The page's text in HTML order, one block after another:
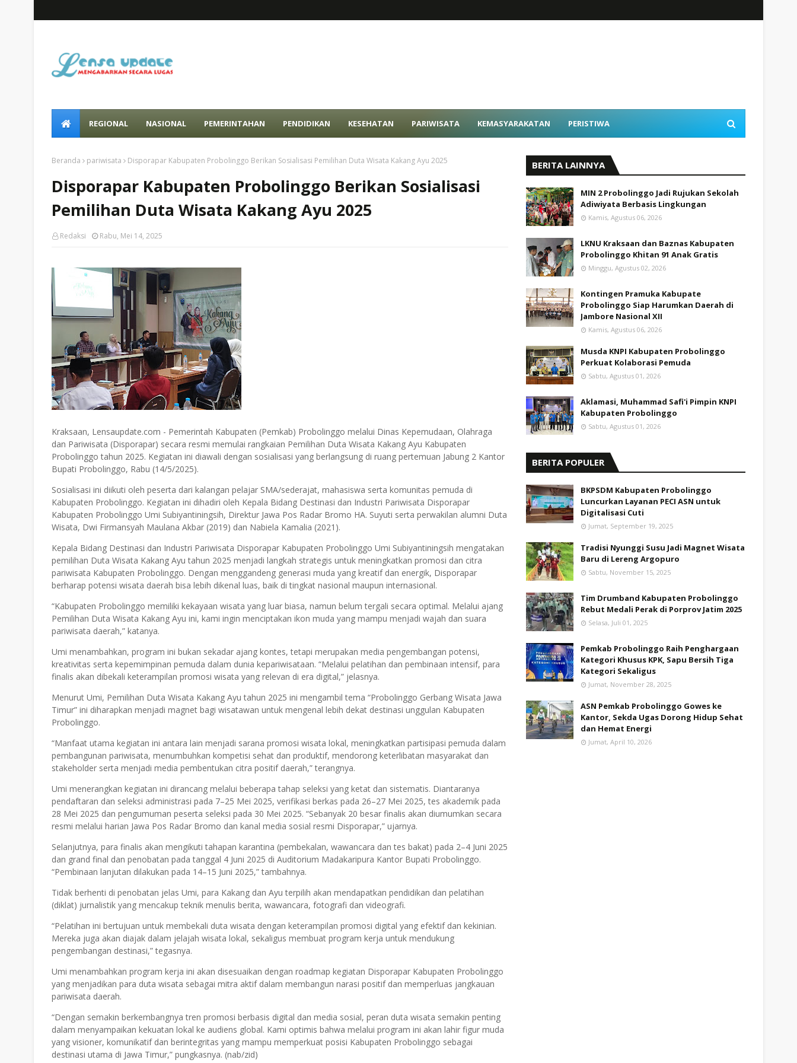
REGIONAL NASIONAL PEMERINTAHAN PENDIDIKAN KESEHATAN PARIWISATA KEMASYARAKATAN PERISTIWA
Beranda pariwisata Disporapar Kabupaten Probolinggo Berikan Sosialisasi Pemilihan Duta Wisata Kakang Ayu 2025
Disporapar Kabupaten Probolinggo Berikan Sosialisasi
Pemilihan Duta Wisata Kakang Ayu 2025
Redaksi Rabu, Mei 14, 2025
Kraksaan, Lensaupdate.com - Pemerintah Kabupaten (Pemkab) Probolinggo melalui Dinas Kepemudaan, Olahraga
dan Pariwisata (Disporapar) secara resmi memulai rangkaian Pemilihan Duta Wisata Kakang Ayu Kabupaten
Probolinggo tahun 2025. Kegiatan ini diawali dengan sosialisasi yang berlangsung di ruang pertemuan Jabung 2 Kantor
Bupati Probolinggo, Rabu (14/5/2025).
Sosialisasi ini diikuti oleh peserta dari kalangan pelajar SMA/sederajat, mahasiswa serta komunitas pemuda di
Kabupaten Probolinggo. Kegiatan ini dihadiri oleh Kepala Bidang Destinasi dan Industri Pariwisata Disporapar
Kabupaten Probolinggo Umi Subiyantiningsih, Direktur Jawa Pos Radar Bromo HA. Suyuti serta perwakilan alumni Duta
Wisata, Dwi Firmansyah Maulana Akbar (2019) dan Nabiela Kamalia (2021).
Kepala Bidang Destinasi dan Industri Pariwisata Disporapar Kabupaten Probolinggo Umi Subiyantiningsih mengatakan
pemilihan Duta Wisata Kakang Ayu tahun 2025 menjadi langkah strategis untuk meningkatkan promosi dan citra
pariwisata Kabupaten Probolinggo. Dengan menggandeng generasi muda yang kreatif dan energik, Disporapar
berharap potensi wisata daerah bisa lebih dikenal luas, baik di tingkat nasional maupun internasional.
“Kabupaten Probolinggo memiliki kekayaan wisata yang luar biasa, namun belum tergali secara optimal. Melalui ajang
Pemilihan Duta Wisata Kakang Ayu ini, kami ingin menciptakan ikon muda yang mampu menjadi wajah dan suara
pariwisata daerah,” katanya.
Umi menambahkan, program ini bukan sekadar ajang kontes, tetapi merupakan media pengembangan potensi,
kreativitas serta kepemimpinan pemuda dalam dunia kepariwisataan. “Melalui pelatihan dan pembinaan intensif, para
finalis akan dibekali keterampilan promosi wisata yang relevan di era digital,” jelasnya.
Menurut Umi, Pemilihan Duta Wisata Kakang Ayu tahun 2025 ini mengambil tema “Probolinggo Gerbang Wisata Jawa
Timur” ini diharapkan menjadi magnet bagi wisatawan untuk mengenal lebih dekat destinasi unggulan Kabupaten
Probolinggo.
“Manfaat utama kegiatan ini antara lain menjadi sarana promosi wisata lokal, meningkatkan partisipasi pemuda dalam
pembangunan pariwisata, menumbuhkan kompetisi sehat dan produktif, mendorong keterlibatan masyarakat dan
stakeholder serta menjadi media pembentukan citra positif daerah,” terangnya.
Umi menerangkan kegiatan ini dirancang melalui beberapa tahap seleksi yang ketat dan sistematis. Diantaranya
pendaftaran dan seleksi administrasi pada 7–25 Mei 2025, verifikasi berkas pada 26–27 Mei 2025, tes akademik pada
28 Mei 2025 dan pengumuman peserta seleksi pada 30 Mei 2025. “Sebanyak 20 besar finalis akan diumumkan secara
resmi melalui harian Jawa Pos Radar Bromo dan kanal media sosial resmi Disporapar,” ujarnya.
Selanjutnya, para finalis akan mengikuti tahapan karantina (pembekalan, wawancara dan tes bakat) pada 2–4 Juni 2025
dan grand final dan penobatan pada tanggal 4 Juni 2025 di Auditorium Madakaripura Kantor Bupati Probolinggo.
“Pembinaan lanjutan dilakukan pada 14–15 Juni 2025,” tambahnya.
Tidak berhenti di penobatan jelas Umi, para Kakang dan Ayu terpilih akan mendapatkan pendidikan dan pelatihan
(diklat) jurnalistik yang mencakup teknik menulis berita, wawancara, fotografi dan videografi.
“Pelatihan ini bertujuan untuk membekali duta wisata dengan keterampilan promosi digital yang efektif dan kekinian.
Mereka juga akan diajak dalam jelajah wisata lokal, sekaligus membuat program kerja untuk mendukung
pengembangan destinasi,” tegasnya.
Umi menambahkan program kerja ini akan disesuaikan dengan roadmap kegiatan Disporapar Kabupaten Probolinggo
yang menjadikan para duta wisata sebagai mitra aktif dalam membangun narasi positif dan memperluas jangkauan
pariwisata daerah.
“Dengan semakin berkembangnya tren promosi berbasis digital dan media sosial, peran duta wisata semakin penting
dalam menyampaikan kekuatan lokal ke audiens global. Kami optimis bahwa melalui program ini akan lahir figur muda
yang visioner, komunikatif dan berintegritas yang mampu memperkuat posisi Kabupaten Probolinggo sebagai
destinasi utama di Jawa Timur,” pungkasnya. (nab/zid)
BERITA LAINNYA
MIN 2 Probolinggo Jadi Rujukan Sekolah
Adiwiyata Berbasis Lingkungan
Kamis, Agustus 06, 2026
LKNU Kraksaan dan Baznas Kabupaten
Probolinggo Khitan 91 Anak Gratis
Minggu, Agustus 02, 2026
Kontingen Pramuka Kabupate
Probolinggo Siap Harumkan Daerah di
Jambore Nasional XII
Kamis, Agustus 06, 2026
Musda KNPI Kabupaten Probolinggo
Perkuat Kolaborasi Pemuda
Sabtu, Agustus 01, 2026
Aklamasi, Muhammad Safi'i Pimpin KNPI
Kabupaten Probolinggo
Sabtu, Agustus 01, 2026
BERITA POPULER
BKPSDM Kabupaten Probolinggo
Luncurkan Layanan PECI ASN untuk
Digitalisasi Cuti
Jumat, September 19, 2025
Tradisi Nyunggi Susu Jadi Magnet Wisata
Baru di Lereng Argopuro
Sabtu, November 15, 2025
Tim Drumband Kabupaten Probolinggo
Rebut Medali Perak di Porprov Jatim 2025
Selasa, Juli 01, 2025
Pemkab Probolinggo Raih Penghargaan
Kategori Khusus KPK, Sapu Bersih Tiga
Kategori Sekaligus
Jumat, November 28, 2025
ASN Pemkab Probolinggo Gowes ke
Kantor, Sekda Ugas Dorong Hidup Sehat
dan Hemat Energi
Jumat, April 10, 2026